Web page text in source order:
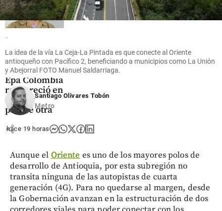
¡Está muy
cambiada!
Epa Colombia
reapareció en
redes y
parece otra
share
La idea de la vía La Ceja-La Pintada es que conecte al Oriente
antioqueño con Pacífico 2, beneficiando a municipios como La Unión
y Abejorral FOTO Manuel Saldarriaga.
Santiago Olivares Tobón
Metro
hace 19 horas
Aunque el Oriente es uno de los mayores polos de
desarrollo de Antioquia, por esta subregión no
transita ninguna de las autopistas de cuarta
generación (4G). Para no quedarse al margen, desde
la Gobernación avanzan en la estructuración de dos